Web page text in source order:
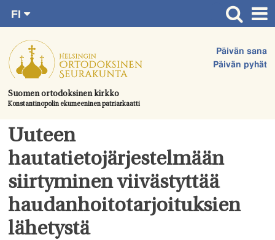
suoraan
sisältöön.
Suomen ortodoksinen kirkko
Konstantinopolin ekumeeninen patriarkaatti
Päivän sana
Päivän pyhät
FI
SV
EN
UA
Etusivu
Ajankohtaista
Juhlat & toimitukset
Kirkot
Apua & tukea
Tule mukaan
Hautausmaa
Yhteystiedot
Uuteen
hautatietojärjestelmään
siirtyminen viivästyttää
haudanhoitotarjoituksien
lähetystä